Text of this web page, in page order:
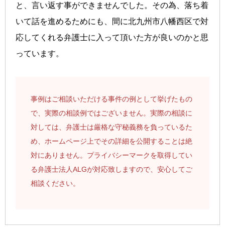
と、言い返す事ができませんでした。その為、落ち着
いて話を進めるためにも、間に北九州市八幡西区で対
応してくれる弁護士に入って頂いた方が良いのかと思
っています。
事例はご相談いただける事件の例として挙げたもの
で、実際の相談例ではございません。実際の相談に
対しては、弁護士は厳格な守秘義務を負っているた
め、ホームページ上でその詳細を公開することは絶
対にありません。プライバシーマークを取得してい
る弁護士法人ALGが対応致しますので、安心してご
相談ください。